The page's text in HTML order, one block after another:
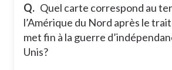
Q. Quel carte correspond au
l’Amérique du Nord après le
met fin à la guerre
Unis?